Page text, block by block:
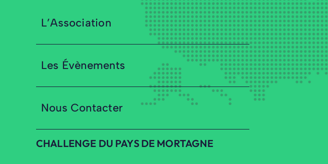
L’Association
Les Évènements
Nous Contacter
CHALLENGE DU PAYS DE MORTAGNE